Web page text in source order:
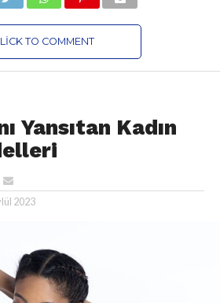
TO COMMENT
Yansıtan Kadın
2023